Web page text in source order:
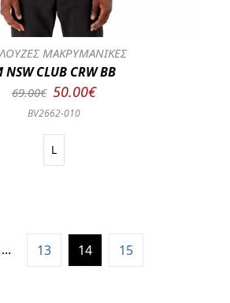
ΜΑΚΡΥΜΑΝΙΚΕΣ
NSW CLUB CRW BB
69.00€ 50.00€
BV2662-010
L
... 13 14 15